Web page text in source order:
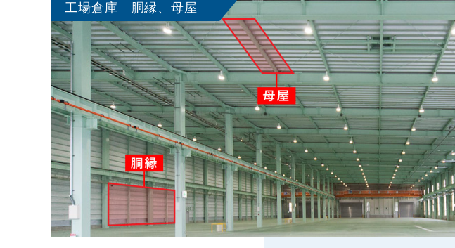
工場倉庫 胴縁、母屋